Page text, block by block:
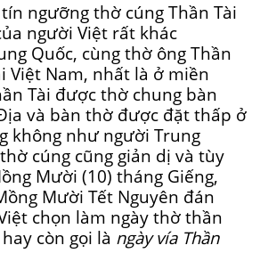
ngưỡng thờ cúng Thần Tài
người Việt rất khác
Quốc, cùng thờ ông Thần
Việt Nam, nhất là ở miền
Tài được thờ chung bàn
và bàn thờ được đặt thấp ở
không như người Trung
cúng cũng giản dị và tùy
Mười (10) tháng Giếng,
Mười Tết Nguyên đán
chọn làm ngày thờ thần
còn gọi là ngày vía Thần